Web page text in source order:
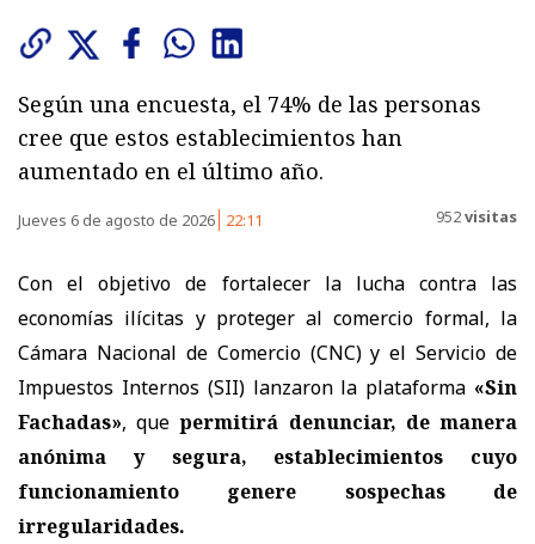
Según una encuesta, el 74% de las personas
cree que estos establecimientos han
aumentado en el último año.
Jueves 6 de agosto de 2026 22:11 952visitas
Con el objetivo de fortalecer la lucha contra las
economías ilícitas y proteger al comercio formal, la
Cámara Nacional de Comercio (CNC) y el Servicio de
Impuestos Internos (SII) lanzaron la plataforma «Sin
Fachadas», quepermitirá denunciar, de manera
anónima y segura, establecimientos cuyo
funcionamiento genere sospechas de
irregularidades.